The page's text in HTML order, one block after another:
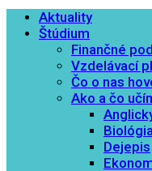
Aktuality
Štúdium
Finančné
Vzdelávací
Čo o nas
Ako a čo
Dejepis